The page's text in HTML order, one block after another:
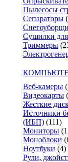
Пылесосы
Сепараторы
Сушилки
Триммеры
Веб-камеры
Видеокарты
Жесткие
Источники
(ИБП) (111)
Мониторы
Моноблоки
Ноутбуки (4)
Рули,